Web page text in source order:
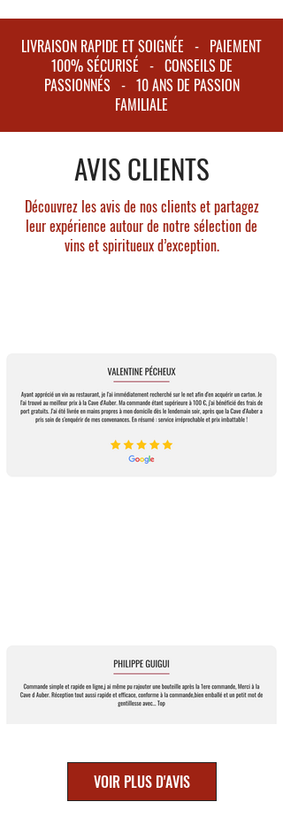
Bouche: Velouté à l'orange intense, aux notes
de plantes avec une douce amertume.
Finale : Longue aux notes de plantes et
Luigi Barbieri et Silvio Barbieri, l'aperitivo
Aperol est le fruit de 7 années
d'expérimentation dans la fabrique de liqueur
de leur père.
L'Aperol devient populaire dans toute l'Italie
après la 1ère Guerre Mondiale; on le retrouve
avant de conquérir le monde dans les années
LIVRAISON RAPIDE ET SOIGNÉE - PAIEMENT
100% SÉCURISÉ - CONSEILS DE
PASSIONNÉS - 10 ANS DE PASSION
FAMILIALE
AVIS CLIENTS
Découvrez les avis de nos clients et partagez
leur expérience autour de notre sélection de
vins et spiritueux d’exception.
VOIR PLUS D'AVIS